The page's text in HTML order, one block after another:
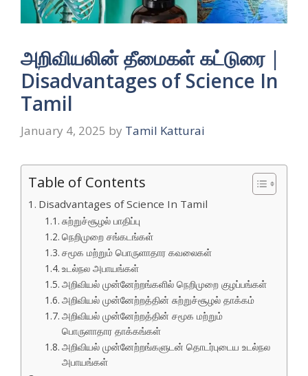
அறிவியலின் தீமைகள் கட்டுரை |
Disadvantages of Science In
Tamil
January 4, 2025 by Tamil Katturai
Table of Contents
Disadvantages of Science In Tamil
சுற்றுச்சூழல் பாதிப்பு
நெறிமுறை சங்கடங்கள்
சமூக மற்றும் பொருளாதார கவலைகள்
உடல்நல அபாயங்கள்
அறிவியல் முன்னேற்றங்களில் நெறிமுறை குழப்பங்கள்
அறிவியல் முன்னேற்றத்தின் சுற்றுச்சூழல் தாக்கம்
அறிவியல் முன்னேற்றத்தின் சமூக மற்றும்
பொருளாதார தாக்கங்கள்
அறிவியல் முன்னேற்றங்களுடன் தொடர்புடைய உடல்நல
அபாயங்கள்